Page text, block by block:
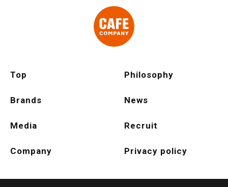
Top Philosophy
Brands News
Media Recruit
Company Privacy policy